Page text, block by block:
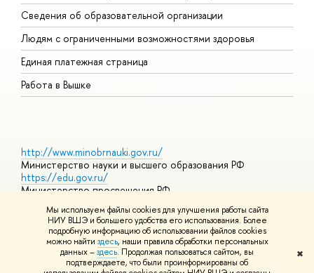
Мы используем файлы cookies для улучшения работы сайта
НИУ ВШЭ и большего удобства его использования. Более
подробную информацию об использовании файлов cookies
можно найти здесь, наши правила обработки персональных
данных –здесь. Продолжая пользоваться сайтом, вы
подтверждаете, что были проинформированы об
✖
Сведения об образовательной организации
Людям с ограниченными возможностями здоровья
Единая платежная страница
Работа в Вышке
http://www.minobrnauki.gov.ru/
Министерство науки и высшего образования РФ
https://edu.gov.ru/
Министерство просвещения РФ
https://elearning.hse.ru/mooc
Массовые открытые онлайн-курсы
© НИУ ВШЭ 1993–2026 Адреса и контактыУсловия
использования материалов Политика конфиденциальности